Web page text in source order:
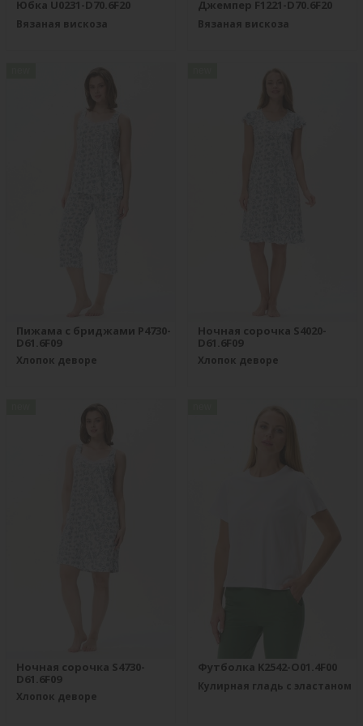
Юбка U0231-D70.6F20
Вязаная вискоза
Джемпер F1221-D70.6F20
Вязаная вискоза
Пижама с бриджами P4730-
D61.6F09
Хлопок деворе
Ночная сорочка S4020-
D61.6F09
Хлопок деворе
Ночная сорочка S4730-
D61.6F09
Хлопок деворе
Футболка K2542-O01.4F00
Кулирная гладь с эластаном